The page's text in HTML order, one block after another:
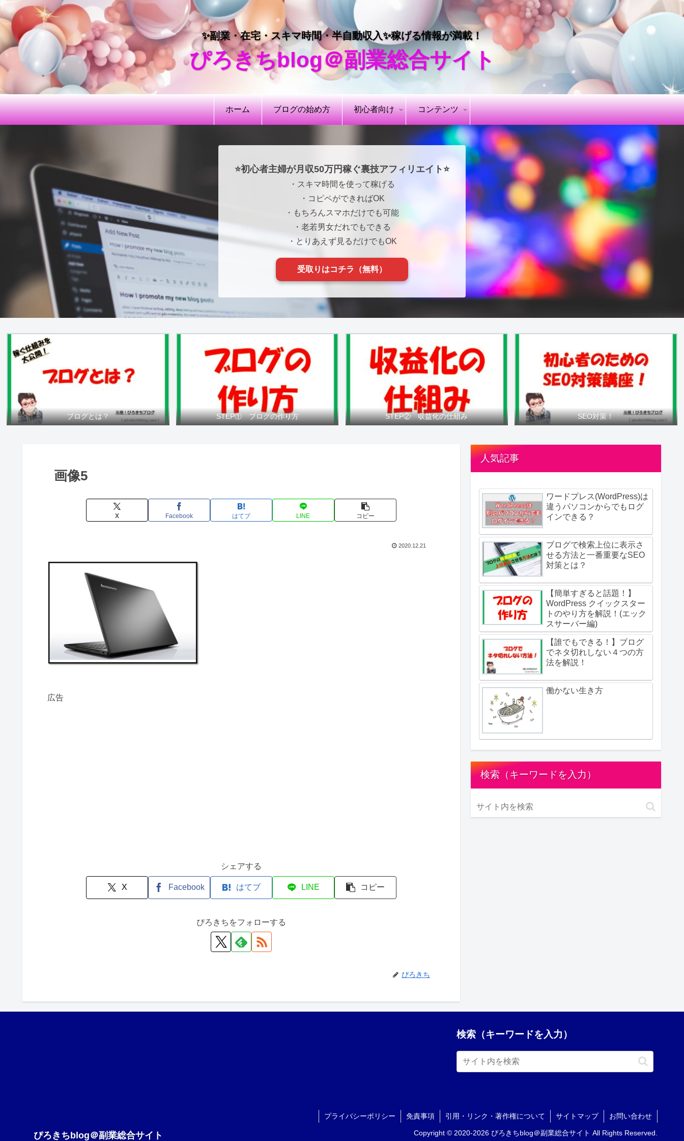
✨副業・在宅・スキマ時間・半自動収入✨稼げる情報が満載！
ぴろきちblog＠副業総合サイト
ホーム ブログの始め方 初心者向け コンテンツ
⭐初心者主婦が月収50万円稼ぐ裏技アフィリエイト⭐
・スキマ時間を使って稼げる
・コピペができればOK
・もちろんスマホだけでも可能
・老若男女だれでもできる
・とりあえず見るだけでもOK
受取りはコチラ（無料）
ブログとは？ STEP① ブログの作り方 STEP② 収益化の仕組み SEO対策！
画像5
X Facebook はてブ LINE コピー
2020.12.21
広告
シェアする
X Facebook はてブ LINE コピー
ぴろきちをフォローする
ぴろきち
人気記事
ワードプレス(WordPress)は
違うパソコンからでもログ
インできる？
ブログで検索上位に表示さ
せる方法と一番重要なSEO
対策とは？
【簡単すぎると話題！】
WordPress クイックスター
トのやり方を解説！(エック
スサーバー編)
【誰でもできる！】ブログ
でネタ切れしない４つの方
法を解説！
働かない生き方
検索（キーワードを入力）
検索（キーワードを入力）
ぴろきちblog＠副業総合サイト
プライバシーポリシー 免責事項 引用・リンク・著作権について サイトマップ お問い合わせ
Copyright © 2020-2026 ぴろきちblog＠副業総合サイト All Rights Reserved.